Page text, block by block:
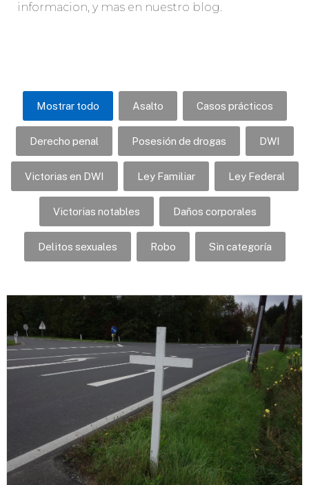
informacion, y mas en nuestro blog.
Mostrar todo Asalto Casos prácticos
Derecho penal Posesión de drogas DWI
Victorias en DWI Ley Familiar Ley Federal
Victorias notables Daños corporales
Delitos sexuales Robo Sin categoría